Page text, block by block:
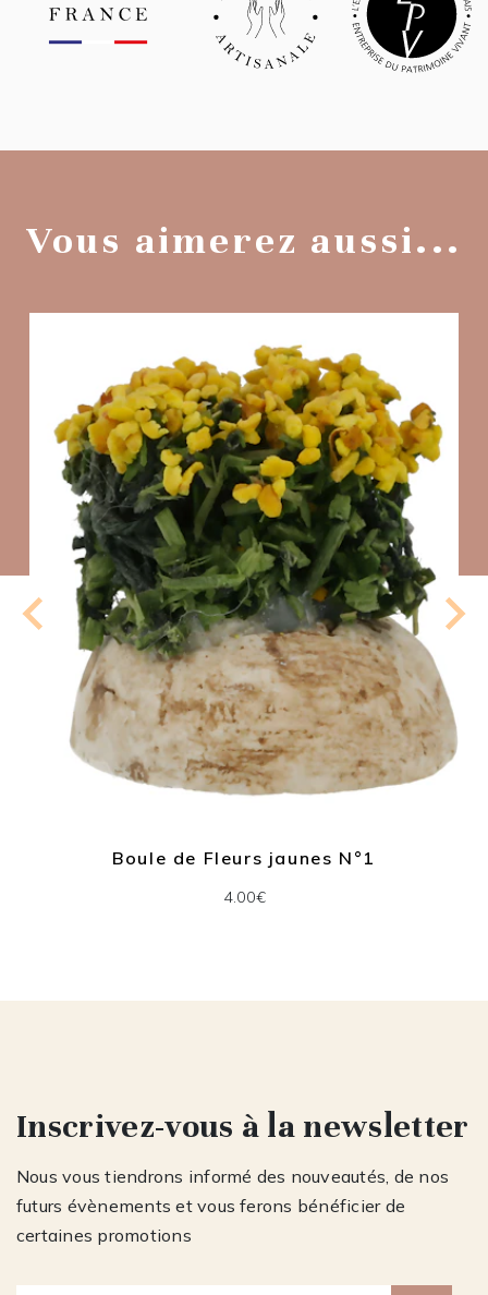
Vous aimerez aussi...
Boule de Fleurs jaunes N°1
4.00€
Inscrivez-vous à la newsletter
Nous vous tiendrons informé des nouveautés, de nos
futurs évènements et vous ferons bénéficier de
certaines promotions